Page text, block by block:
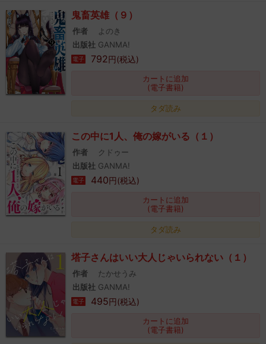
鬼畜英雄（９）
作者
よのき
出版社 GANMA!
電子 792円(税込)
カートに追加
(電子書籍)
タダ読み
この中に1人、俺の嫁がいる（１）
作者
クドゥー
出版社 GANMA!
電子 440円(税込)
カートに追加
(電子書籍)
タダ読み
塔子さんはいい大人じゃいられない（１）
作者
たかせうみ
出版社 GANMA!
電子 495円(税込)
カートに追加
(電子書籍)